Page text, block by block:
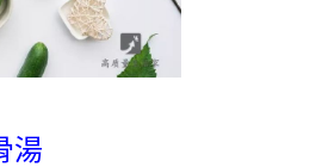
湯